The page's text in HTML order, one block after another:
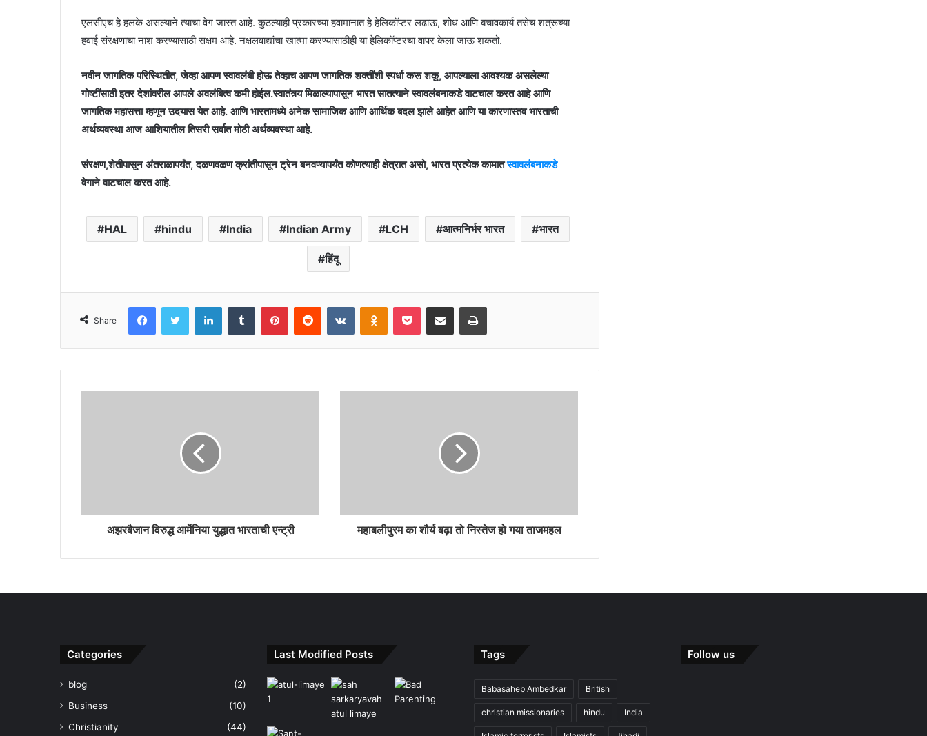
एलसीएच हे हलके असल्याने त्याचा वेग जास्त आहे. कुठल्याही प्रकारच्या हवामानात हे हेलिकॉप्टर लढाऊ, शोध आणि बचावकार्य तसेच शत्रूच्या
हवाई संरक्षणाचा नाश करण्यासाठी सक्षम आहे. नक्षलवाद्यांचा खात्मा करण्यासाठीही या हेलिकॉप्टरचा वापर केला जाऊ शकतो.
नवीन जागतिक परिस्थितीत, जेव्हा आपण स्वावलंबी होऊ तेव्हाच आपण जागतिक शक्तींशी स्पर्धा करू शकू, आपल्याला आवश्यक असलेल्या
गोष्टींसाठी इतर देशांवरील आपले अवलंबित्व कमी होईल.स्वातंत्र्य मिळाल्यापासून भारत सातत्याने स्वावलंबनाकडे वाटचाल करत आहे आणि
जागतिक महासत्ता म्हणून उदयास येत आहे. आणि भारतामध्ये अनेक सामाजिक आणि आर्थिक बदल झाले आहेत आणि या कारणास्तव भारताची
अर्थव्यवस्था आज आशियातील तिसरी सर्वात मोठी अर्थव्यवस्था आहे.
संरक्षण,शेतीपासून अंतराळापर्यंत, दळणवळण क्रांतीपासून ट्रेन बनवण्यापर्यंत कोणत्याही क्षेत्रात असो, भारत प्रत्येक कामातस्वावलंबनाकडे
वेगाने वाटचाल करत आहे.
HAL hindu India Indian Army LCH आत्मनिर्भर भारत भारत
हिंदू
Share
FacebookTwitter LinkedInTumblr PinterestReddit VKontakteOdnoklassniki
Pocket Share via Email Print
अझरबैजान विरुद्ध आर्मेनिया युद्धात भारताची एन्ट्री महाबलीपुरम का शौर्य बढ़ा तो निस्तेज हो गया ताजमहल
Categories
blog
(2)
Business
(10)
Christianity
(44)
Last Modified Posts Tags
Babasaheb Ambedkar British
christian missionaries hindu India
Follow us